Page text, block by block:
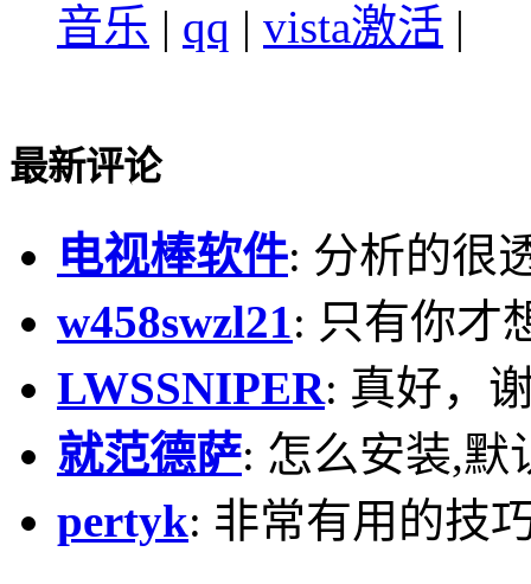
音乐 | qq | vista激活 |
最新评论
电视棒软件: 分析的很
w458swzl21 : 只有你才
LWSSNIPER: 真好，
就范德萨: 怎么安装,默
pertyk: 非常有用的技